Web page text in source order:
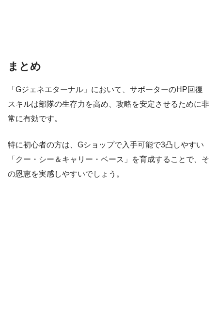
まとめ
「Gジェネエターナル」において、サポーターのHP回復
スキルは部隊の生存力を高め、攻略を安定させるために非
常に有効です。
特に初心者の方は、Gショップで入手可能で3凸しやすい
「クー・シー＆キャリー・ベース」を育成することで、そ
の恩恵を実感しやすいでしょう。